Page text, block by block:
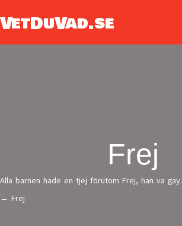
VetDuVad.se
Frej
Alla barnen hade en tjej förutom Frej, han va gay.
Posts
← Frej